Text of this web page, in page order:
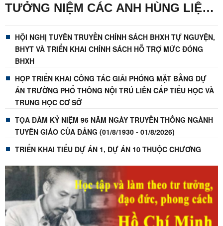
TƯỞNG NIỆM CÁC ANH HÙNG LIỆT
HỘI NGHỊ TUYÊN TRUYỀN CHÍNH SÁCH BHXH TỰ NGUYỆN,
BHYT VÀ TRIỂN KHAI CHÍNH SÁCH HỖ TRỢ MỨC ĐÓNG
BHXH
HỌP TRIỂN KHAI CÔNG TÁC GIẢI PHÓNG MẶT BẰNG DỰ
ÁN TRƯỜNG PHỔ THÔNG NỘI TRÚ LIÊN CẤP TIỂU HỌC VÀ
TRUNG HỌC CƠ SỞ
TỌA ĐÀM KỶ NIỆM 96 NĂM NGÀY TRUYỀN THỐNG NGÀNH
TUYÊN GIÁO CỦA ĐẢNG (01/8/1930 - 01/8/2026)
TRIỂN KHAI TIỂU DỰ ÁN 1, DỰ ÁN 10 THUỘC CHƯƠNG
DÂN TỘC THIỂU SỐ VÀ MIỀN NÚI
HẢI PHÒNG VÀ LẠNG SƠN KÝ KẾT PHỐI HỢP TRIỂN KHAI
ĐỀ ÁN “TUỔI TRẺ VIỆT NAM ĐỒNG HÀNH VỚI THANH THIẾU
NHI VÙNG BIÊN GIỚI GIAI ĐOẠN 2025 - 2030”